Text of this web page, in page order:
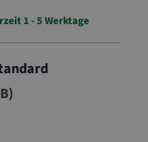
1 - 5 Werktage